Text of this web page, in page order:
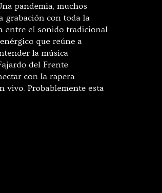
pandemia, muchos
grabación con toda la
entre el sonido tradicional
que reúne a
la música
del Frente
con la rapera
vivo. Probablemente esta